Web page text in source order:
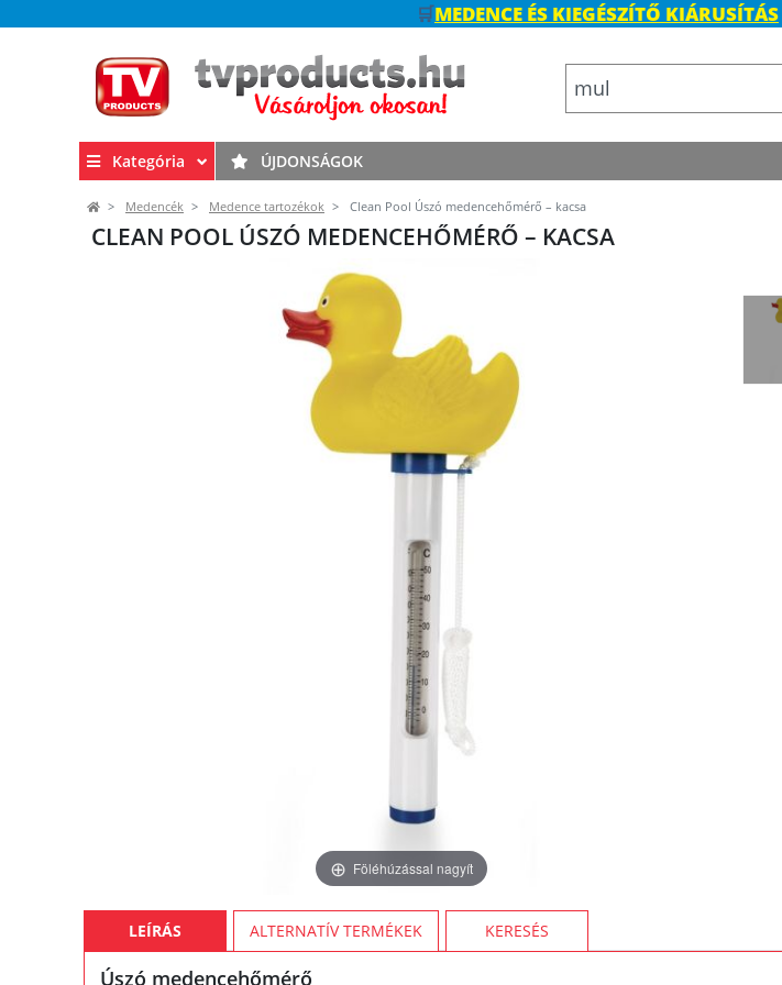
🛒MEDENCE ÉS KIEGÉSZÍTŐ KIÁRUSÍTÁS
Kategória ÚJDONSÁGOK
Medencék Medence tartozékok Clean Pool Úszó medencehőmérő – kacsa
CLEAN POOL ÚSZÓ MEDENCEHŐMÉRŐ – KACSA
Föléhúzással nagyít
LEÍRÁS ALTERNATÍV TERMÉKEK KERESÉS
Úszó medencehőmérő